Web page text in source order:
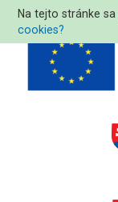
Na tejto stránke
cookies?